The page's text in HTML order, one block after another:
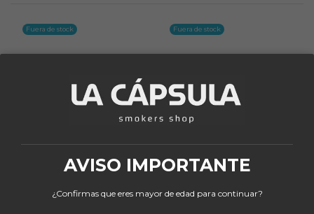
Fuera de stock
Fuera de stock
CARBÓN
Fuera de stock
Fuera de stock
ART BAR
AVISO IMPORTANTE
¿Confirmas que eres mayor de edad para continuar?